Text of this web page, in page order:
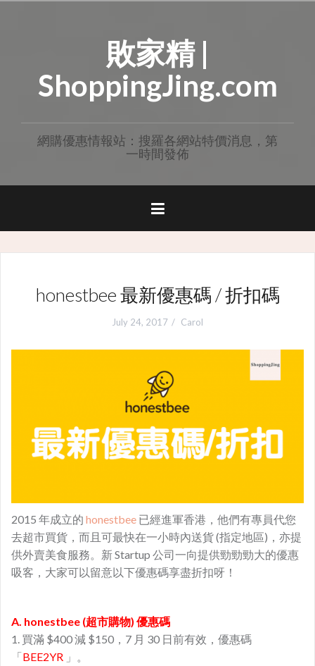
敗家精 |
ShoppingJing.com
網購優惠情報站：搜羅各網站特價消息，第
一時間發佈
honestbee 最新優惠碼 / 折扣碼
July 24, 2017 Carol
2015 年成立的 honestbee 已經進軍香港，他們有專員代您
去超市買貨，而且可最快在一小時內送貨 (指定地區)，亦提
供外賣美食服務。新 Startup 公司一向提供勁勁勁大的優惠
吸客，大家可以留意以下優惠碼享盡折扣呀！
A. honestbee (超市購物) 優惠碼
1. 買滿 $400 減 $150，7 月 30 日前有效，優惠碼
「BEE2YR 」。